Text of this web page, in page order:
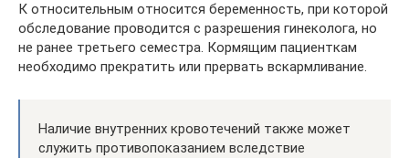
К относительным относится беременность, при которой
обследование проводится с разрешения гинеколога, но
не ранее третьего семестра. Кормящим пациенткам
необходимо прекратить или прервать вскармливание.
Наличие внутренних кровотечений также может
служить противопоказанием вследствие